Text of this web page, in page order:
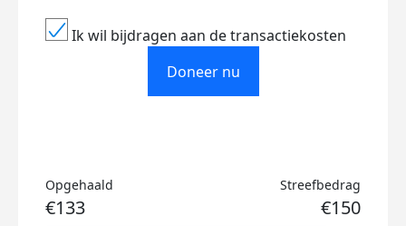
Ik wil bijdragen aan de transactiekosten
Doneer nu
Opgehaald
€133
Streefbedrag
€150